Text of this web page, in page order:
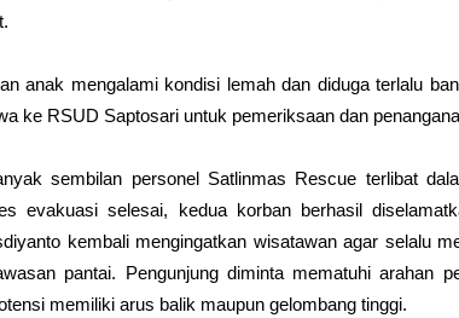
anak mengalami kondisi lemah dan diduga terlalu
ke RSUD Saptosari untuk pemeriksaan dan
sembilan personel Satlinmas Rescue terlibat
evakuasi selesai, kedua korban berhasil
kembali mengingatkan wisatawan agar selalu
pantai. Pengunjung diminta mematuhi arahan
memiliki arus balik maupun gelombang tinggi.